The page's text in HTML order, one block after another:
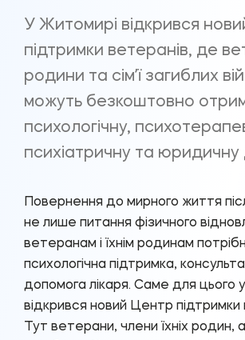
У Житомирі відкрився
підтримки ветеранів, де
родини та сімʼї загиблих
можуть безкоштовно
психологічну,
психіатричну та юридичну
Повернення до мирного життя
не лише питання фізичного
ветеранам і їхнім родинам
психологічна підтримка,
допомога лікаря. Саме для цього
відкрився новий Центр підтримки
Тут ветерани, члени їхніх родин, а